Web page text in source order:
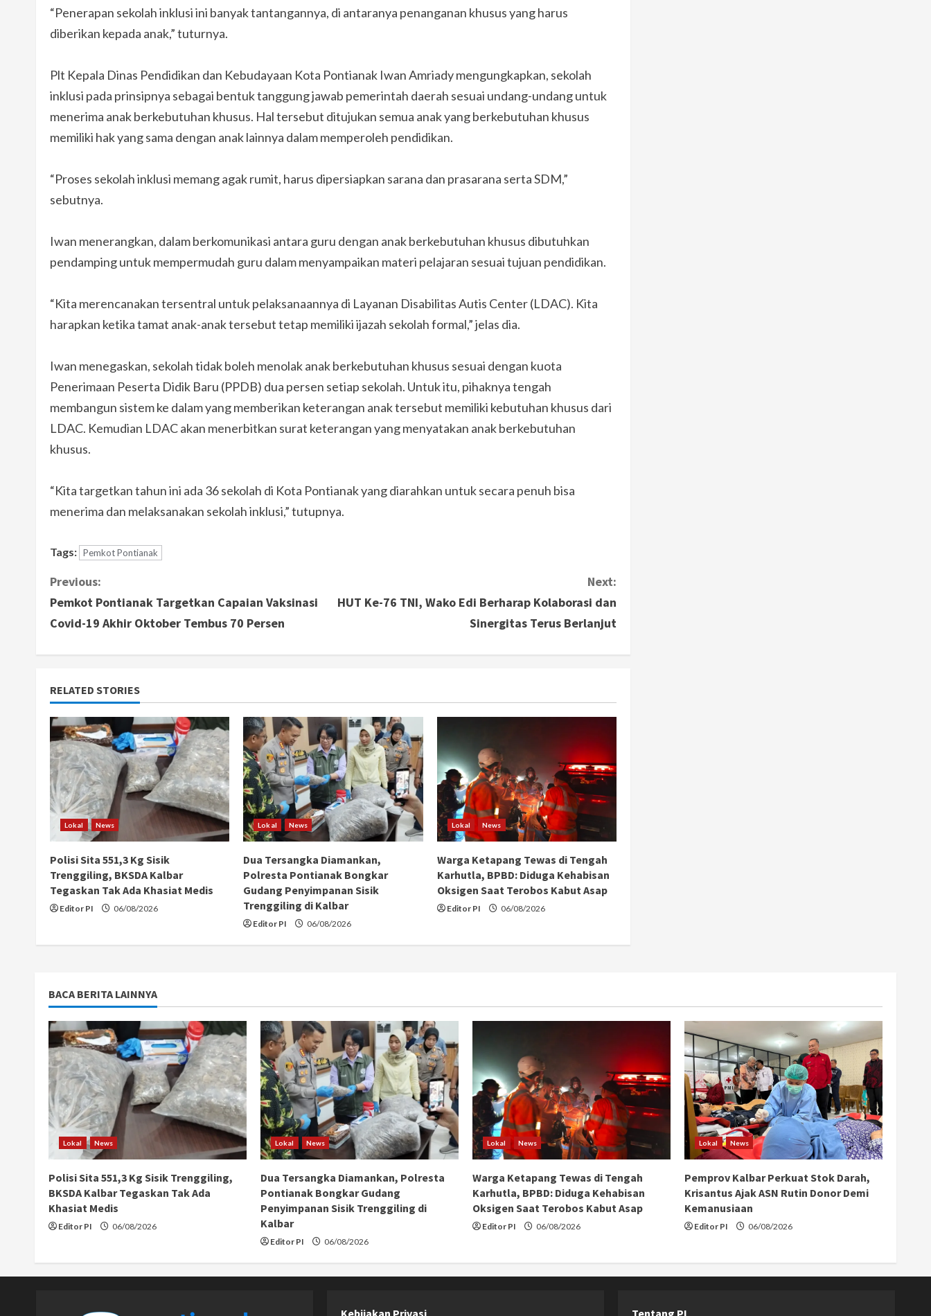
“Penerapan sekolah inklusi ini banyak tantangannya, di antaranya penanganan khusus yang harus
diberikan kepada anak,” tuturnya.
Plt Kepala Dinas Pendidikan dan Kebudayaan Kota Pontianak Iwan Amriady mengungkapkan, sekolah
inklusi pada prinsipnya sebagai bentuk tanggung jawab pemerintah daerah sesuai undang-undang untuk
menerima anak berkebutuhan khusus. Hal tersebut ditujukan semua anak yang berkebutuhan khusus
memiliki hak yang sama dengan anak lainnya dalam memperoleh pendidikan.
“Proses sekolah inklusi memang agak rumit, harus dipersiapkan sarana dan prasarana serta SDM,”
sebutnya.
Iwan menerangkan, dalam berkomunikasi antara guru dengan anak berkebutuhan khusus dibutuhkan
pendamping untuk mempermudah guru dalam menyampaikan materi pelajaran sesuai tujuan pendidikan.
“Kita merencanakan tersentral untuk pelaksanaannya di Layanan Disabilitas Autis Center (LDAC). Kita
harapkan ketika tamat anak-anak tersebut tetap memiliki ijazah sekolah formal,” jelas dia.
Iwan menegaskan, sekolah tidak boleh menolak anak berkebutuhan khusus sesuai dengan kuota
Penerimaan Peserta Didik Baru (PPDB) dua persen setiap sekolah. Untuk itu, pihaknya tengah
membangun sistem ke dalam yang memberikan keterangan anak tersebut memiliki kebutuhan khusus dari
LDAC. Kemudian LDAC akan menerbitkan surat keterangan yang menyatakan anak berkebutuhan
khusus.
“Kita targetkan tahun ini ada 36 sekolah di Kota Pontianak yang diarahkan untuk secara penuh bisa
menerima dan melaksanakan sekolah inklusi,” tutupnya.
Tags: Pemkot Pontianak
C
o
i
n
u
e
R
e
a
d
g
Previous:
Pemkot Pontianak Targetkan Capaian Vaksinasi
Covid-19 Akhir Oktober Tembus 70 Persen
Next:
HUT Ke-76 TNI, Wako Edi Berharap Kolaborasi dan
Sinergitas Terus Berlanjut
RELATED STORIES
Lokal News
Polisi Sita 551,3 Kg Sisik
Trenggiling, BKSDA Kalbar
Tegaskan Tak Ada Khasiat Medis
Editor PI 06/08/2026
Lokal News
Dua Tersangka Diamankan,
Polresta Pontianak Bongkar
Gudang Penyimpanan Sisik
Trenggiling di Kalbar
Editor PI 06/08/2026
Lokal News
Warga Ketapang Tewas di Tengah
Karhutla, BPBD: Diduga Kehabisan
Oksigen Saat Terobos Kabut Asap
Editor PI 06/08/2026
BACA BERITA LAINNYA
Lokal News
Polisi Sita 551,3 Kg Sisik Trenggiling,
BKSDA Kalbar Tegaskan Tak Ada
Khasiat Medis
Editor PI 06/08/2026
Lokal News
Dua Tersangka Diamankan, Polresta
Pontianak Bongkar Gudang
Penyimpanan Sisik Trenggiling di
Kalbar
Editor PI 06/08/2026
Lokal News
Warga Ketapang Tewas di Tengah
Karhutla, BPBD: Diduga Kehabisan
Oksigen Saat Terobos Kabut Asap
Editor PI 06/08/2026
Lokal News
Pemprov Kalbar Perkuat Stok Darah,
Krisantus Ajak ASN Rutin Donor Demi
Kemanusiaan
Editor PI 06/08/2026
Kebijakan Privasi Tentang PI